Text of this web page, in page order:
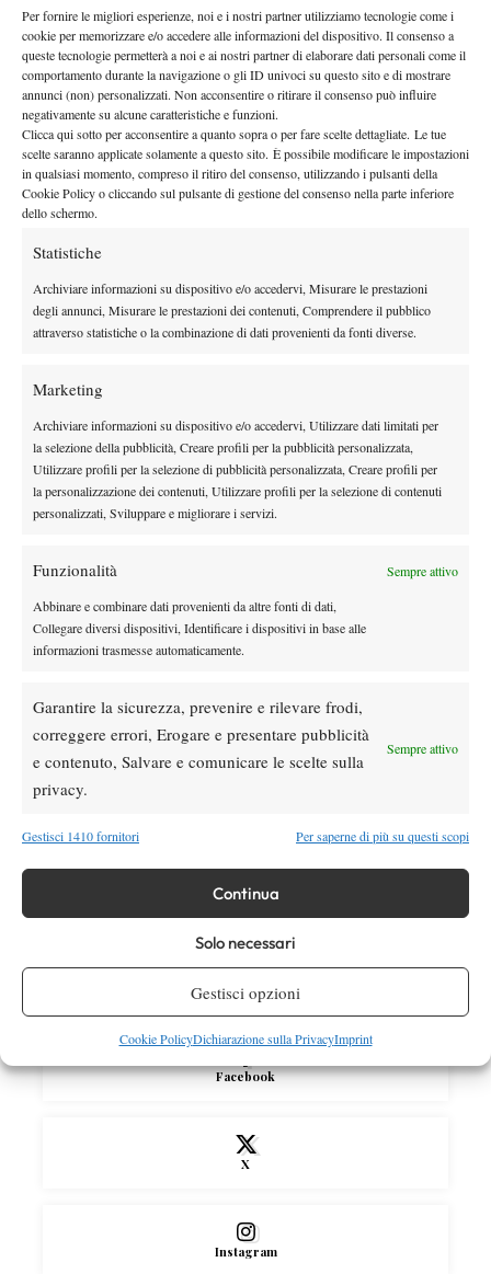
Per fornire le migliori esperienze, noi e i nostri partner utilizziamo tecnologie come i
cookie per memorizzare e/o accedere alle informazioni del dispositivo. Il consenso a
queste tecnologie permetterà a noi e ai nostri partner di elaborare dati personali come il
comportamento durante la navigazione o gli ID univoci su questo sito e di mostrare
annunci (non) personalizzati. Non acconsentire o ritirare il consenso può influire
negativamente su alcune caratteristiche e funzioni.
Clicca qui sotto per acconsentire a quanto sopra o per fare scelte dettagliate. Le tue
scelte saranno applicate solamente a questo sito. È possibile modificare le impostazioni
in qualsiasi momento, compreso il ritiro del consenso, utilizzando i pulsanti della
Cookie Policy o cliccando sul pulsante di gestione del consenso nella parte inferiore
dello schermo.
Statistiche
Archiviare informazioni su dispositivo e/o accedervi, Misurare le prestazioni
degli annunci, Misurare le prestazioni dei contenuti, Comprendere il pubblico
attraverso statistiche o la combinazione di dati provenienti da fonti diverse.
Marketing
Archiviare informazioni su dispositivo e/o accedervi, Utilizzare dati limitati per
la selezione della pubblicità, Creare profili per la pubblicità personalizzata,
Utilizzare profili per la selezione di pubblicità personalizzata, Creare profili per
la personalizzazione dei contenuti, Utilizzare profili per la selezione di contenuti
personalizzati, Sviluppare e migliorare i servizi.
Funzionalità Sempre attivo
Abbinare e combinare dati provenienti da altre fonti di dati,
Collegare diversi dispositivi, Identificare i dispositivi in base alle
informazioni trasmesse automaticamente.
Garantire la sicurezza, prevenire e rilevare frodi,
correggere errori, Erogare e presentare pubblicità
e contenuto, Salvare e comunicare le scelte sulla
privacy.
Sempre attivo
Gestisci 1410 fornitori Per saperne di più su questi scopi
Continua
Solo necessari
Gestisci opzioni
Cookie PolicyDichiarazione sulla PrivacyImprint
talvolta protagonista delle steessee azioni.“Come posso
giudicare qualcuno quando a volte mi comporto allo stesso
modo?”, ha detto il russo.“E come posso giudicare qualcuno
che è stato il numero 1 al mondo e un campione del Grande
Slam?Non sono il buon esempioche può dire qualcosa, perché
il modo in cui mi comporto spesso non è un buon esempio”, ha
ammesso.
L’ex top-10 e attuale numero 15, pur lasciando il giusto spazio a
cresciuto:“Alla fine è la sua vita. Se vuole cambiare e ha
bisogno di aiuto, può sempre contare su di me, e ha molti altri
amici. Ha una famiglia che lo aiuterà. Questa è la sua vita e
queste sono le decisioni che deve prendere”.
DI TENDENZA
Masters 1000 Montreal 2026: programma,
Arnaldi apre sul Centrale
Atp News
rimonta Shang e vola agli ottavi
Atp News
News Wta
WTA 1000 Toronto 2026: pioggia pesante,
SOCIAL
Facebook
X
Instagram